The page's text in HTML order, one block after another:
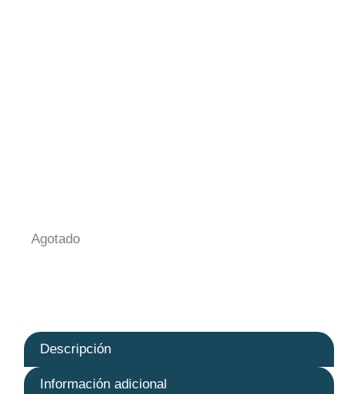
Agotado
Descripción
Información adicional